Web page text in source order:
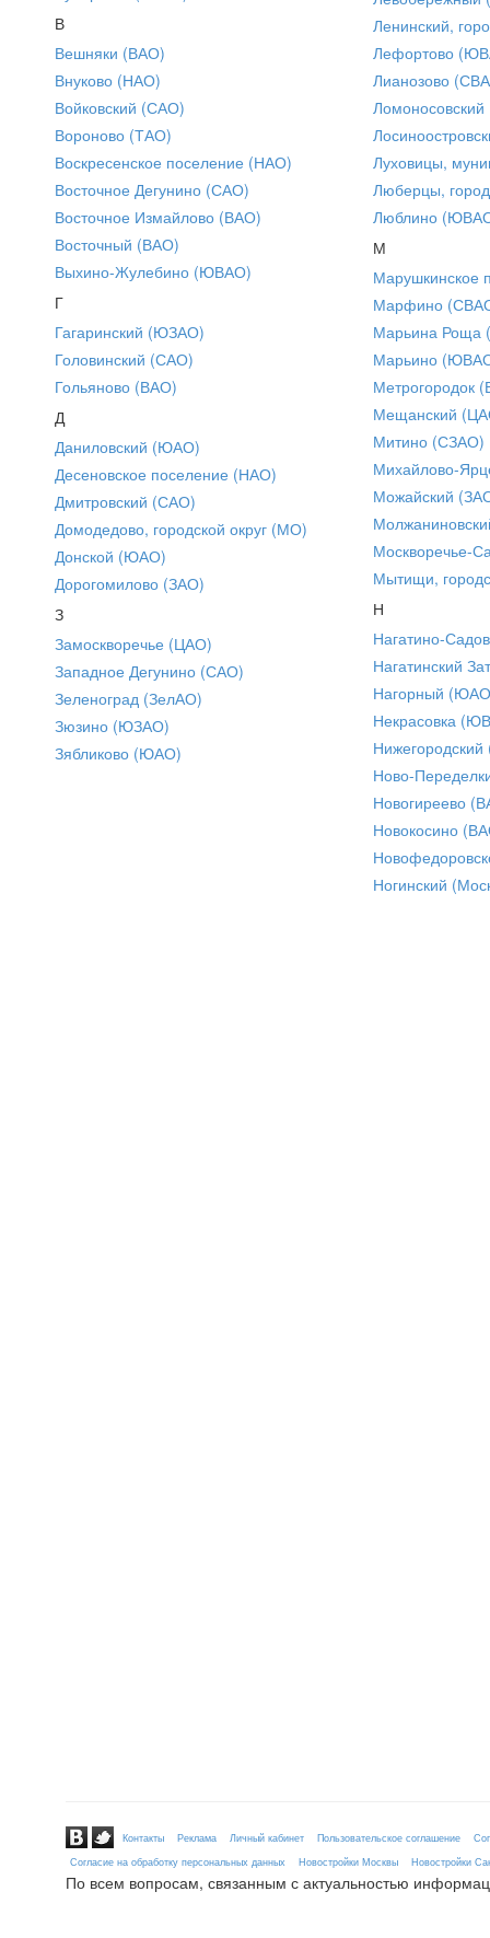
В
Вешняки (ВАО)
Внуково (НАО)
Войковский (САО)
Вороново (ТАО)
Воскресенское поселение (НАО)
Восточное Дегунино (САО)
Восточное Измайлово (ВАО)
Восточный (ВАО)
Выхино-Жулебино (ЮВАО)
Г
Гагаринский (ЮЗАО)
Головинский (САО)
Гольяново (ВАО)
Д
Даниловский (ЮАО)
Десеновское поселение (НАО)
Дмитровский (САО)
Домодедово, городской округ (МО)
Донской (ЮАО)
Дорогомилово (ЗАО)
З
Замоскворечье (ЦАО)
Западное Дегунино (САО)
Зеленоград (ЗелАО)
Зюзино (ЮЗАО)
Зябликово (ЮАО)
Ленинский,
Лефортово
Лианозово
Луховицы,
Люберцы,
Люблино
М
Марушкинское
Марфино
Марьина Роща
Марьино
Метрогородок
Мещанский
Митино (СЗАО)
Михайлово-
Можайский
Москворечье-
Мытищи,
Н
Нагатино-
Нагатинский
Нагорный
Некрасовка
Ново-
Новогиреево
Новокосино
Ногинский
Контакты Реклама Личный кабинет Пользовательское соглашение
Согласие на обработку персональных данных
Новостройки Москвы Новостройки
По всем вопросам, связанным с актуальностью